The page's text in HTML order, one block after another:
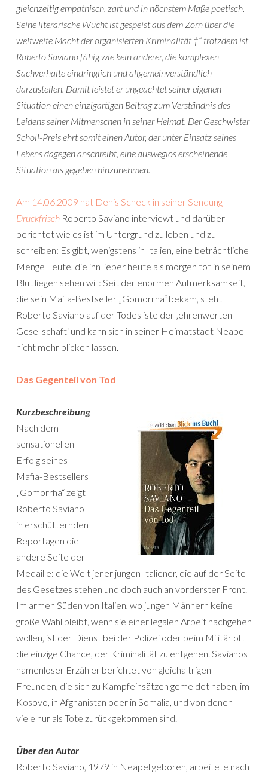
gleichzeitig empathisch, zart und in höchstem Maße poetisch.
Seine literarische Wucht ist gespeist aus dem Zorn über die
weltweite Macht der organisierten Kriminalität †“ trotzdem ist
Roberto Saviano fähig wie kein anderer, die komplexen
Sachverhalte eindringlich und allgemeinverständlich
darzustellen. Damit leistet er ungeachtet seiner eigenen
Situation einen einzigartigen Beitrag zum Verständnis des
Leidens seiner Mitmenschen in seiner Heimat. Der Geschwister
Scholl-Preis ehrt somit einen Autor, der unter Einsatz seines
Lebens dagegen anschreibt, eine ausweglos erscheinende
Situation als gegeben hinzunehmen.
Am 14.06.2009 hat Denis Scheck in seiner Sendung
Druckfrisch Roberto Saviano interviewt und darüber
berichtet wie es ist im Untergrund zu leben und zu
schreiben: Es gibt, wenigstens in Italien, eine beträchtliche
Menge Leute, die ihn lieber heute als morgen tot in seinem
Blut liegen sehen will: Seit der enormen Aufmerksamkeit,
die sein Mafia-Bestseller „Gomorrha“ bekam, steht
Roberto Saviano auf der Todesliste der ‚ehrenwerten
Gesellschaft‘ und kann sich in seiner Heimatstadt Neapel
nicht mehr blicken lassen.
Das Gegenteil von Tod
Kurzbeschreibung
Nach dem
sensationellen
Erfolg seines
Mafia-Bestsellers
„Gomorrha“ zeigt
Roberto Saviano
in erschütternden
Reportagen die
andere Seite der
Medaille: die Welt jener jungen Italiener, die auf der Seite
des Gesetzes stehen und doch auch an vorderster Front.
Im armen Süden von Italien, wo jungen Männern keine
große Wahl bleibt, wenn sie einer legalen Arbeit nachgehen
wollen, ist der Dienst bei der Polizei oder beim Militär oft
die einzige Chance, der Kriminalität zu entgehen. Savianos
namenloser Erzähler berichtet von gleichaltrigen
Freunden, die sich zu Kampfeinsätzen gemeldet haben, im
Kosovo, in Afghanistan oder in Somalia, und von denen
viele nur als Tote zurückgekommen sind.
Über den Autor
Roberto Saviano, 1979 in Neapel geboren, arbeitete nach